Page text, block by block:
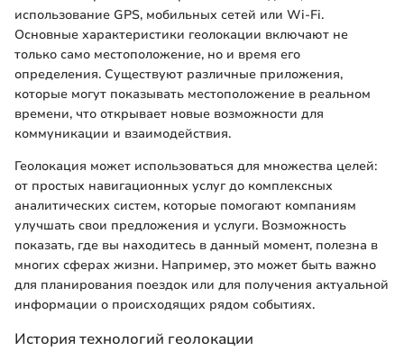
использование GPS, мобильных сетей или Wi-Fi.
Основные характеристики геолокации включают не
только само местоположение, но и время его
определения. Существуют различные приложения,
которые могут показывать местоположение в реальном
времени, что открывает новые возможности для
коммуникации и взаимодействия.
Геолокация может использоваться для множества целей:
от простых навигационных услуг до комплексных
аналитических систем, которые помогают компаниям
улучшать свои предложения и услуги. Возможность
показать, где вы находитесь в данный момент, полезна в
многих сферах жизни. Например, это может быть важно
для планирования поездок или для получения актуальной
информации о происходящих рядом событиях.
История технологий геолокации